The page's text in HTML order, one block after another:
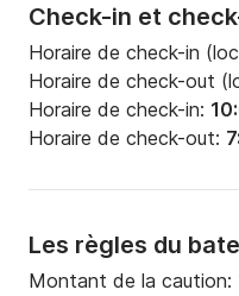
Check-in et
Horaire de check-in
Horaire de check-out
Horaire de check-in:
Horaire de check-out:
Les règles du
Montant de la caution: